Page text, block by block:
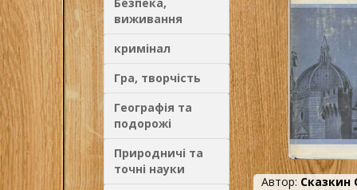
виживання
кримінал
Гра, творчість
Географія та
подорожі
Природничі та
точні науки
Автор: Сказкин